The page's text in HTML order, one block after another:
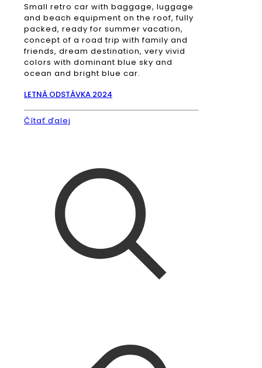
Small retro car with baggage, luggage
and beach equipment on the roof, fully
packed, ready for summer vacation,
concept of a road trip with family and
friends, dream destination, very vivid
colors with dominant blue sky and
ocean and bright blue car.
LETNÁ ODSTÁVKA 2024
Čítať ďalej